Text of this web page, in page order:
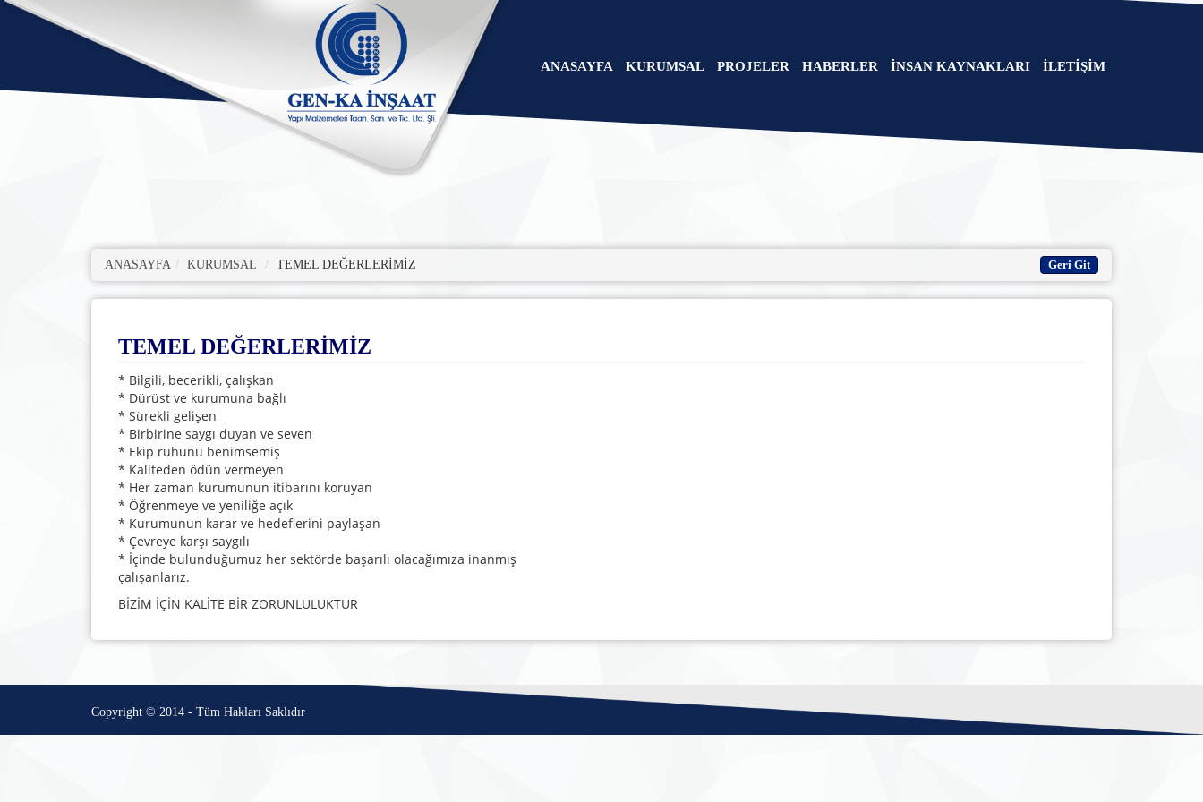
ANASAYFA KURUMSAL PROJELER HABERLER İNSAN KAYNAKLARI İLETİŞİM
ANASAYFA KURUMSAL TEMEL DEĞERLERİMİZ
TEMEL DEĞERLERİMİZ
* Bilgili, becerikli, çalışkan
* Dürüst ve kurumuna bağlı
* Sürekli gelişen
* Birbirine saygı duyan ve seven
* Ekip ruhunu benimsemiş
* Kaliteden ödün vermeyen
* Her zaman kurumunun itibarını koruyan
* Öğrenmeye ve yeniliğe açık
* Kurumunun karar ve hedeflerini paylaşan
* Çevreye karşı saygılı
* İçinde bulunduğumuz her sektörde başarılı olacağımıza inanmış
çalışanlarız.
BİZİM İÇİN KALİTE BİR ZORUNLULUKTUR
Copyright © 2014 - Tüm Hakları Saklıdır